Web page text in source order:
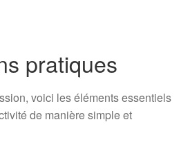
pratiques
voici les éléments essentiels
de manière simple et